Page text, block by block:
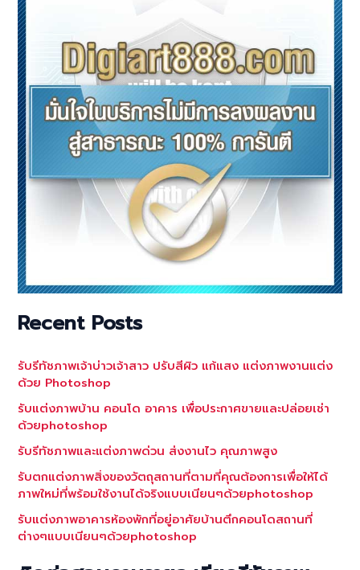
Recent Posts
รับรีทัชภาพเจ้าบ่าวเจ้าสาว ปรับสีผิว แก้แสง แต่งภาพงานแต่ง
ด้วย Photoshop
รับแต่งภาพบ้าน คอนโด อาคาร เพื่อประกาศขายและปล่อยเช่า
ด้วยphotoshop
รับรีทัชภาพและแต่งภาพด่วน ส่งงานไว คุณภาพสูง
รับตกแต่งภาพสิ่งของวัตถุสถานที่ตามที่คุณต้องการเพื่อให้ได้
ภาพใหม่ที่พร้อมใช้งานได้จริงแบบเนียนๆด้วยphotoshop
รับแต่งภาพอาคารห้องพักที่อยู่อาศัยบ้านตึกคอนโดสถานที่
ต่างๆแบบเนียนๆด้วยphotoshop